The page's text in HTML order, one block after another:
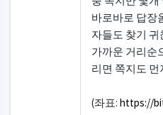
바로바로 답장
자들도 찾기 귀
가까운 거리순
리면 쪽지도 먼
(좌표: https://